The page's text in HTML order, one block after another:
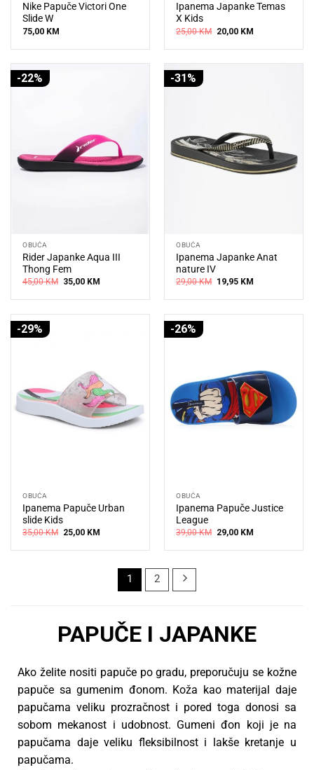
Nike Papuče Victori One
Slide W
75,00 KM
Ipanema Japanke Temas
X Kids
25,00KM Original
price
was:
20,00 KMCurrent
is:
-22%
OBUĆA
Rider Japanke Aqua III
Thong Fem
45,00KM Original
was:
35,00 KMCurrent
is:
-31%
OBUĆA
Ipanema Japanke Anat
nature IV
29,00KM Original
was:
19,95 KMCurrent
is:
-29%
OBUĆA
Ipanema Papuče Urban
slide Kids
35,00KM Original
was:
25,00 KMCurrent
is:
-26%
OBUĆA
Ipanema Papuče Justice
League
39,00KM Original
was:
29,00 KMCurrent
is:
1 2
PAPUČE I JAPANKE
Ako želite nositi papuče po gradu, preporučuju se kožne
papuče sa gumenim đonom. Koža kao materijal daje
papučama veliku prozračnost i pored toga donosi sa
sobom mekanost i udobnost. Gumeni đon koji je na
papučama daje veliku fleksibilnost i lakše kretanje u
papučama.